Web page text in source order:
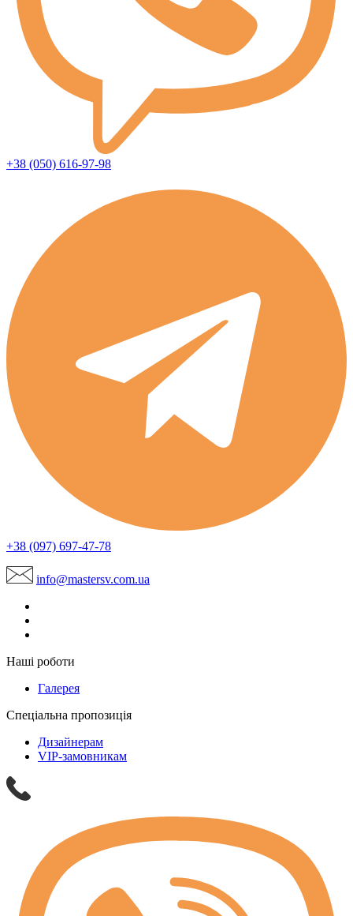
+38 (050) 616-97-98
+38 (097) 697-47-78
info@mastersv.com.ua
Наші роботи
Галерея
Спеціальна пропозиція
Дизайнерам
VIP-замовникам